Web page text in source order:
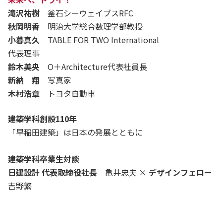
滝沢祐樹 釜石シーウェイブスRFC
秋岡明香 明治大学総合数理学部教授
小暮真久 TABLE FOR TWO International
代表理事
鈴木美央 O＋Architecture代表社員長
新納 翔 写真家
木村浩章 トヨタ自動車
建築学科創設110年
「早稲田建築」は日本の発展とともに
建築学科卒業生対談
日建設計 代表取締役社長 亀井忠夫 × デザインフェロー
吉野繁